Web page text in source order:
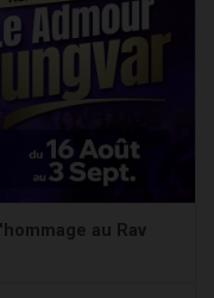
au Rav